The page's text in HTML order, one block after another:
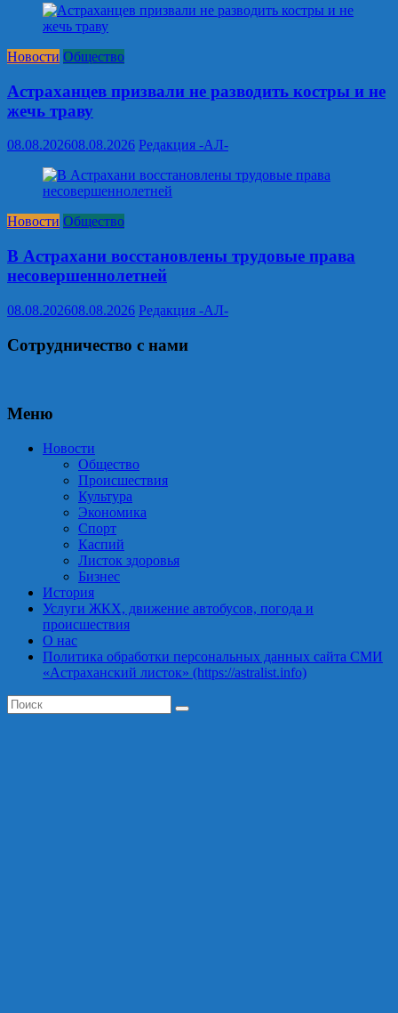
Новости Общество
Астраханцев призвали не разводить костры и не
жечь траву
08.08.202608.08.2026 Редакция -АЛ-
Новости Общество
В Астрахани восстановлены трудовые права
несовершеннолетней
08.08.202608.08.2026 Редакция -АЛ-
Сотрудничество с нами
Меню
Новости
Общество
Происшествия
Культура
Экономика
Спорт
Каспий
Листок здоровья
Бизнес
История
Услуги ЖКХ, движение автобусов, погода и
происшествия
О нас
Политика обработки персональных данных сайта СМИ
«Астраханский листок» (https://astralist.info)